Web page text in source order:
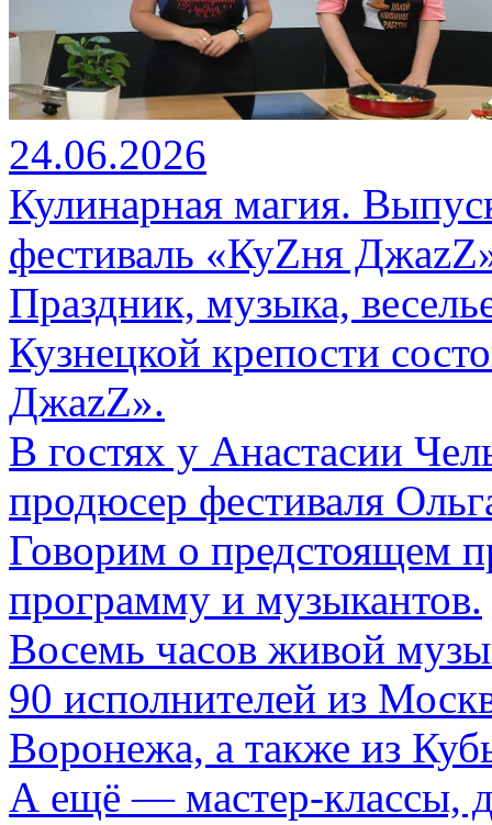
24.06.2026
Кулинарная магия.
фестиваль «КуZня
Праздник, музыка,
Кузнецкой крепости
ДжаzZ».
В гостях у Анастасии
продюсер фестиваля
Говорим о предстоящем
программу и музыкантов.
Восемь часов живой
90 исполнителей из
Воронежа, а также из
А ещё — мастер-классы,